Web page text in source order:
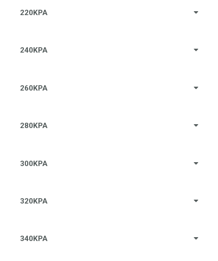
220KPA
240KPA
260KPA
280KPA
300KPA
320KPA
340KPA